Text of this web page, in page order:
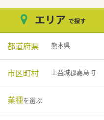
エリア で探す
都道府県 熊本県
市区町村 上益城郡嘉島町
業種を選ぶ